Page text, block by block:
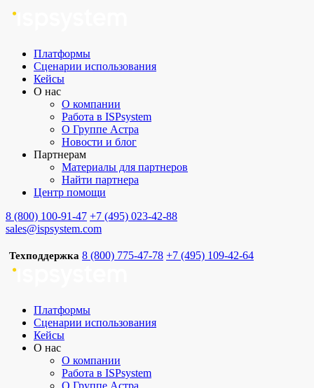
Платформы
Сценарии использования
Кейсы
О нас
О компании
Работа в ISPsystem
О Группе Астра
Новости и блог
Партнерам
Материалы для партнеров
Найти партнера
Центр помощи
8 (800) 100-91-47 +7 (495) 023-42-88
sales@ispsystem.com
Техподдержка 8 (800) 775-47-78 +7 (495) 109-42-64
Платформы
Сценарии использования
Кейсы
О нас
О компании
Работа в ISPsystem
О Группе Астра